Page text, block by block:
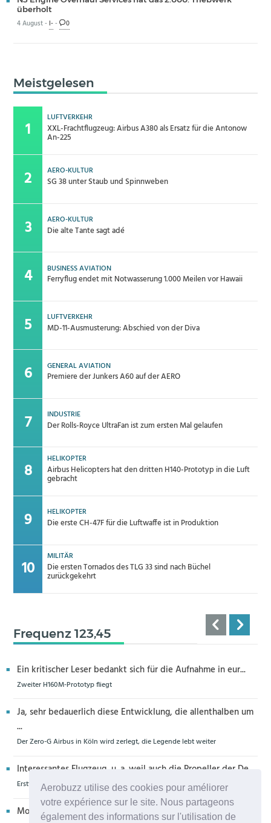
Aerobuzz utilise des cookies pour améliorer
votre expérience sur le site. Nous partageons
également des informations sur l'utilisation de
überholt
4 August - I-- 0
Meistgelesen
LUFTVERKEHR
XXL-Frachtflugzeug: Airbus A380 als Ersatz für die Antonow
An-225
AERO-KULTUR
SG 38 unter Staub und Spinnweben
AERO-KULTUR
Die alte Tante sagt adé
BUSINESS AVIATION
Ferryflug endet mit Notwasserung 1.000 Meilen vor Hawaii
LUFTVERKEHR
MD-11-Ausmusterung: Abschied von der Diva
GENERAL AVIATION
Premiere der Junkers A60 auf der AERO
INDUSTRIE
Der Rolls-Royce UltraFan ist zum ersten Mal gelaufen
HELIKOPTER
Airbus Helicopters hat den dritten H140-Prototyp in die Luft
gebracht
HELIKOPTER
Die erste CH-47F für die Luftwaffe ist in Produktion
MILITÄR
Die ersten Tornados des TLG 33 sind nach Büchel
zurückgekehrt
Frequenz 123,45
Ein kritischer Leser bedankt sich für die Aufnahme in eur...
Zweiter H160M-Prototyp fliegt
Ja, sehr bedauerlich diese Entwicklung, die allenthalben um
...
Der Zero-G Airbus in Köln wird zerlegt, die Legende lebt weiter
Interessantes Flugzeug, u. a. weil auch die Propeller der De...
Erstflug der Piper Seminole DX mit DeltaHawk-Motoren
Moin aus Schiffdorf, danke für die Nachricht. Ich meine,da...